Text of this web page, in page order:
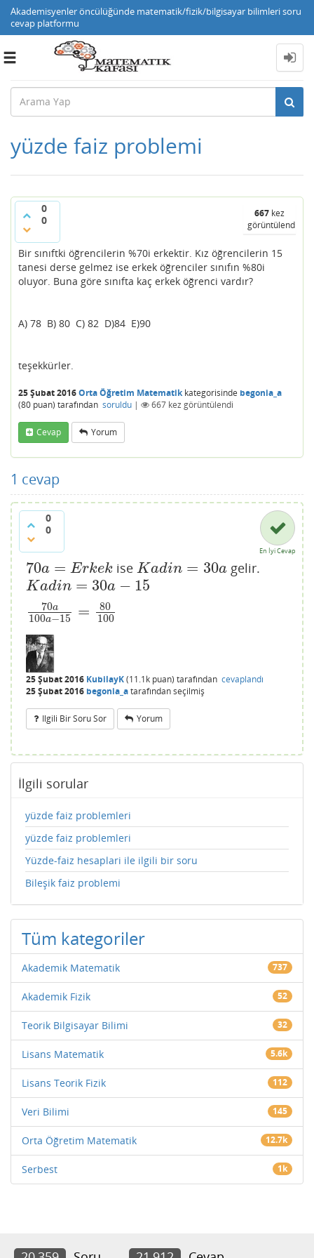
Akademisyenler öncülüğünde matematik/fizik/bilgisayar bilimleri soru
cevap platformu
Toggle
yüzde faiz problemi
0
0
667 kez
görüntülendi
Bir sınıftki öğrencilerin %70i erkektir. Kız öğrencilerin 15
tanesi derse gelmez ise erkek öğrenciler sınıfın %80i
oluyor. Buna göre sınıfta kaç erkek öğrenci vardır?
A) 78 B) 80 C) 82 D)84 E)90
teşekkürler.
25 Şubat 2016Orta Öğretim Matematikkategorisinde begonia_a
(80 puan) tarafından soruldu | 667 kez görüntülendi
Cevap Yorum
1 cevap
0
0
En İyi Cevap
70a = Erkek
70a= Er kek iseKadin = 30a
Kadin=30a gelir.
Kadin = 30a − 15
Kadin=30a −15
70a
100a−15 =
80
100
70a100a −15 =80
25 Şubat 2016 KubilayK(11.1k puan) tarafından cevaplandı
25 Şubat 2016 begonia_atarafındanseçilmiş
Ilgili Bir Soru Sor Yorum
İlgili sorular
yüzde faiz problemleri
yüzde faiz problemleri
Yüzde-faiz hesaplari ile ilgili bir soru
Bileşik faiz problemi
Tüm kategoriler
Akademik Matematik 737
Akademik Fizik 52
Teorik Bilgisayar Bilimi 32
Lisans Matematik 5.6k
Lisans Teorik Fizik 112
Veri Bilimi 145
Orta Öğretim Matematik 12.7k
Serbest 1k